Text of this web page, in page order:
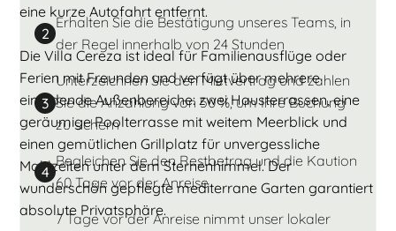
eine kurze Autofahrt entfernt.
Die Villa Cereza ist ideal für Familienausflüge oder
Ferien mit Freunden und verfügt über mehrere
einladende Außenbereiche: zwei Hausterrassen, eine
geräumige Poolterrasse mit weitem Meerblick und
einen gemütlichen Grillplatz für unvergessliche
Mahlzeiten unter dem Sternenhimmel. Der
wunderschön gepflegte mediterrane Garten garantiert
absolute Privatsphäre.
2
Erhalten Sie die Bestätigung unseres Teams, in
der Regel innerhalb von 24 Stunden
3
Unterzeichnen Sie den Mietvertrag und zahlen
Sie die Anzahlung von 50 %, um Ihre Buchung
zu sichern
4
Begleichen Sie den Restbetrag und die Kaution
60 Tage vor der Anreise
7 Tage vor der Anreise nimmt unser lokaler